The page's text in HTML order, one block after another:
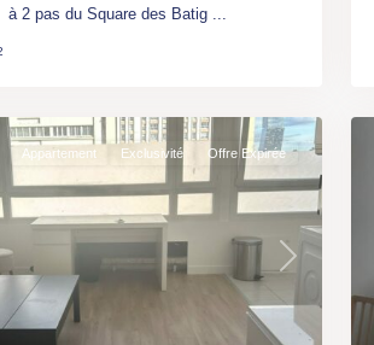
2 pas du Square des Batig ...
Next
Appartement Exclusivité Offre Expirée